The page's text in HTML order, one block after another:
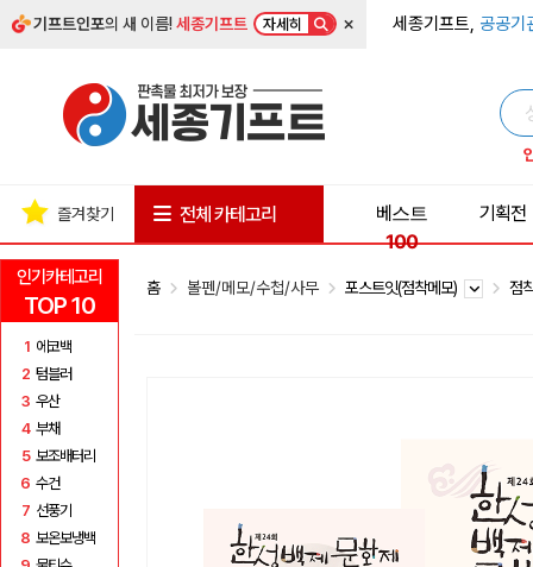
기프트인포의 새 이름!세종기프트 자세히 × 세종기프트, 공공기
인기카테고리
TOP 10
1 에코백
2 텀블러
3 우산
4 부채
5 보조배터리
6 수건
7 선풍기
8 보온보냉백
즐겨찾기 전체 카테고리
베스트
100
기획전
홈 볼펜/메모/수첩/사무 포스트잇(점착메모) 점